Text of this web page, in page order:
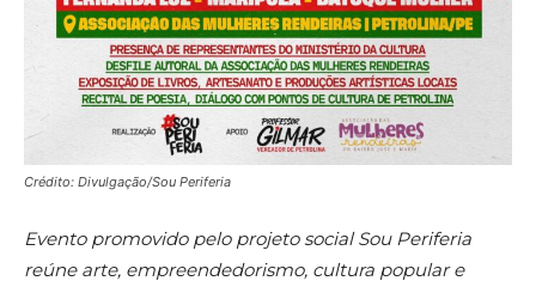
Crédito: Divulgação/Sou Periferia
Evento promovido pelo projeto social Sou Periferia
reúne arte, empreendedorismo, cultura popular e